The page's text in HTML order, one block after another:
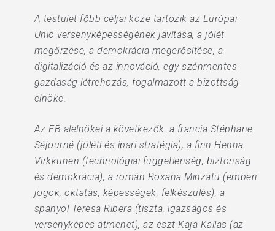
A testület főbb céljai közé tartozik az Európai
Unió versenyképességének javítása, a jólét
megőrzése, a demokrácia megerősítése, a
digitalizáció és az innováció, egy szénmentes
gazdaság létrehozás, fogalmazott a bizottság
elnöke.
Az EB alelnökei a következők: a francia Stéphane
Séjourné (jóléti és ipari stratégia), a finn Henna
Virkkunen (technológiai függetlenség, biztonság
és demokrácia), a román Roxana Minzatu (emberi
jogok, oktatás, képességek, felkészülés), a
spanyol Teresa Ribera (tiszta, igazságos és
versenyképes átmenet), az észt Kaja Kallas (az